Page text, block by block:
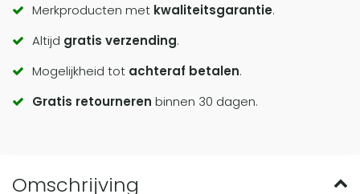
Call
to
actions
Merkproducten met kwaliteitsgarantie.
Altijd gratis verzending.
Mogelijkheid tot achteraf betalen.
Gratis retourneren binnen 30 dagen.